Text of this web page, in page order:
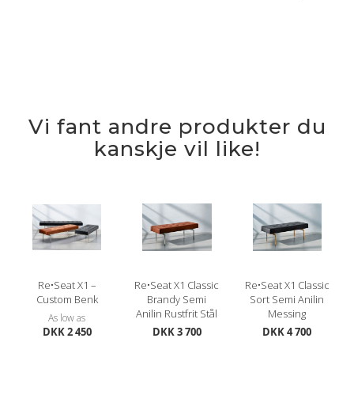
Vi fant andre produkter du
kanskje vil like!
Re•Seat X1 –
Custom Benk
As low as
DKK 2 450
Re•Seat X1 Classic
Brandy Semi
Anilin Rustfrit Stål
DKK 3 700
Re•Seat X1 Classic
Sort Semi Anilin
Messing
DKK 4 700